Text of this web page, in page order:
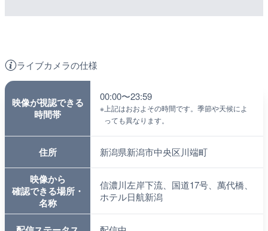
ライブカメラの仕様
映像が視認できる
時間帯
00:00〜23:59
※ 上記はおおよその時間です。季節や天候によ
っても異なります。
住所 新潟県新潟市中央区川端町
映像から
確認できる場所・
名称
信濃川左岸下流、国道17号、萬代橋、
ホテル日航新潟